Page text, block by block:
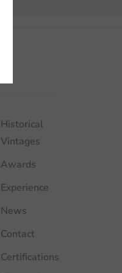
Historical
Vintages
Awards
Experience
News
Contact
Certifications